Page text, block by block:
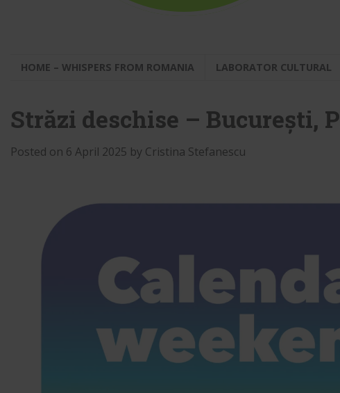
HOME – WHISPERS FROM ROMANIA LABORATOR CULTURAL
Străzi deschise – București,
Posted on 6 April 2025 by Cristina Stefanescu